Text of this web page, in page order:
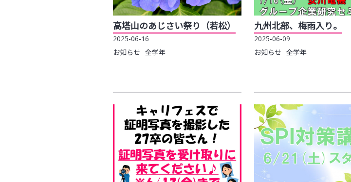
高塔山のあじさい祭り（若松）
2025-06-16
お知らせ 全学年
九州北部、梅雨入り。
2025-06-09
お知らせ 全学年